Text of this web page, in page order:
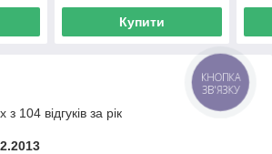
Купити
104 відгуків за рік
КНОПКА
ЗВ'ЯЗКУ